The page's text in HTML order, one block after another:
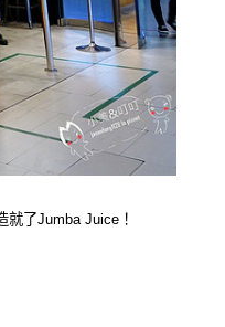
了Jumba Juice！